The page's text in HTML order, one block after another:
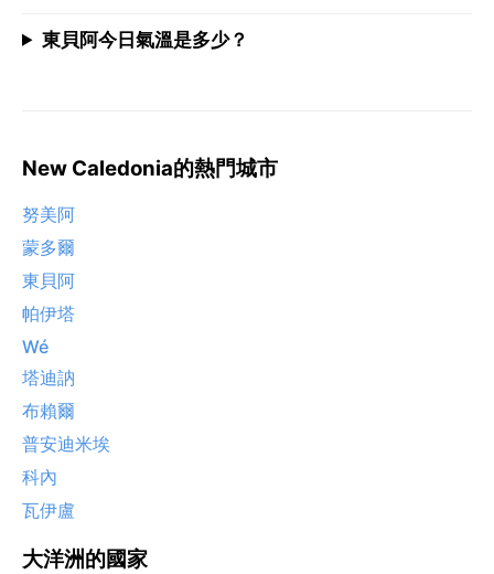
東貝阿今日氣溫是多少？
New Caledonia的熱門城市
努美阿
蒙多爾
東貝阿
帕伊塔
Wé
塔迪訥
布賴爾
普安迪米埃
科內
瓦伊盧
大洋洲的國家